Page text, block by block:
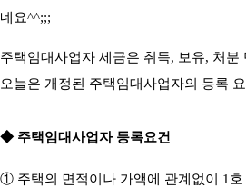
네요^^;;;
주택임대사업자 세금은 취득, 보유, 처
오늘은 개정된 주택임대사업자의 등록
◆ 주택임대사업자 등록요건
① 주택의 면적이나 가액에 관계없이 1